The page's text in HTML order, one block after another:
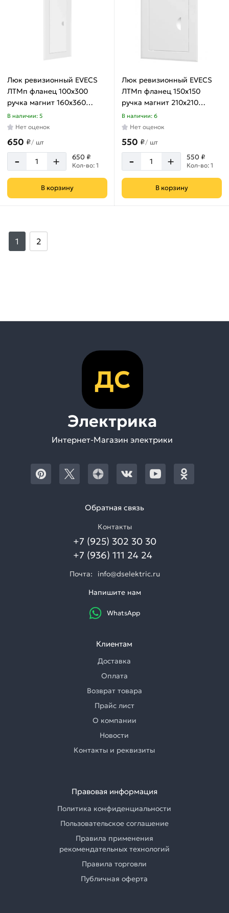
Люк ревизионный EVECS
ЛТМп фланец 100x300
ручка магнит 160x360
окрашенная сталь
ЛТ1030Мп
В наличии: 5
Нет оценок
650 ₽/ шт
- + 650 ₽
Кол-во: 1
В корзину
Люк ревизионный EVECS
ЛТМп фланец 150x150
ручка магнит 210x210
окрашенная сталь
ЛТ1515Мп
В наличии: 6
Нет оценок
550 ₽/ шт
- + 550 ₽
Кол-во: 1
В корзину
1 2
ДС
Электрика
Интернет-Магазин электрики
Обратная связь
Контакты
+7 (925) 302 30 30
+7 (936) 111 24 24
Почта:
info@dselektric.ru
Напишите нам
WhatsApp
Клиентам
Доставка
Оплата
Возврат товара
Прайс лист
О компании
Новости
Контакты и реквизиты
Правовая информация
Политика конфиденциальности
Пользовательское соглашение
Правила применения
рекомендательных технологий
Правила торговли
Публичная оферта